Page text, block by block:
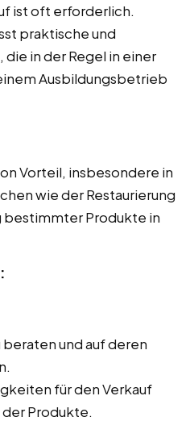
ist oft erforderlich.
praktische und
in der Regel in einer
Ausbildungsbetrieb
Vorteil, insbesondere in
wie der Restaurierung
bestimmter Produkte in
und auf deren
für den Verkauf
Produkte.